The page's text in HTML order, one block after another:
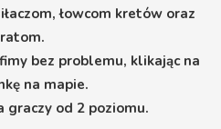
łowcom kretów oraz
bez problemu, klikając na
na mapie.
graczy od 2 poziomu.